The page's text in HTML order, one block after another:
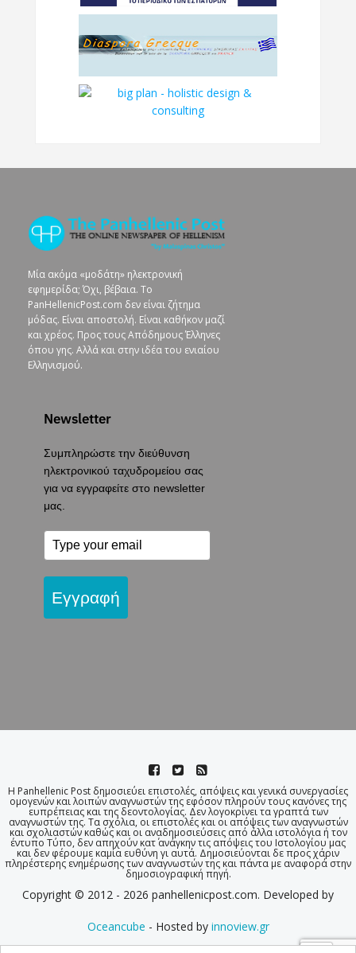
Μία ακόμα «μοδάτη» ηλεκτρονική
εφημερίδα; Όχι, βέβαια. To
PanHellenicPost.com δεν είναι ζήτημα
μόδας. Είναι αποστολή. Είναι καθήκον μαζί
και χρέος. Προς τους Απόδημους Έλληνες
όπου γης. Αλλά και στην ιδέα του ενιαίου
Ελληνισμού.
Newsletter
Συμπληρώστε την διεύθυνση
ηλεκτρονικού ταχυδρομείου σας
για να εγγραφείτε στο newsletter
μας.
Εγγραφή
Η Panhellenic Post δημοσιεύει επιστολές, απόψεις και γενικά συνεργασίες
ομογενών και λοιπών αναγνωστών της εφόσον πληρούν τους κανόνες της
ευπρέπειας και της δεοντολογίας. Δεν λογοκρίνει τα γραπτά των
αναγνωστών της. Τα σχόλια, οι επιστολές και οι απόψεις των αναγνωστών
και σχολιαστών καθώς και οι αναδημοσιεύσεις από άλλα ιστολόγια ή τον
έντυπο Τύπο, δεν απηχούν κατ΄ ανάγκην τις απόψεις του Ιστολογίου μας
και δεν φέρουμε καμία ευθύνη γι αυτά. Δημοσιεύονται δε προς χάριν
πληρέστερης ενημέρωσης των αναγνωστών της και πάντα με αναφορά στην
δημοσιογραφική πηγή.
Copyright © 2012 - 2026 panhellenicpost.com. Developed by
Oceancube - Hosted by innoview.gr